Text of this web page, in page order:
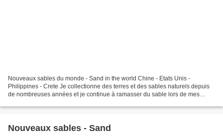
Nouveaux sables du monde - Sand in the world Chine - Etats Unis -
Philippines - Crete Je collectionne des terres et des sables naturels depuis
de nombreuses années et je continue à ramasser du sable lors de mes
Nouveaux sables - Sand